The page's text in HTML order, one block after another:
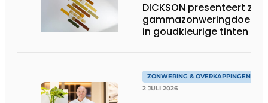
DICKSON presenteert zijn
gammazonweringdoeken
in goudkleurige tinten
ZONWERING & OVERKAPPINGEN
2 JULI 2026